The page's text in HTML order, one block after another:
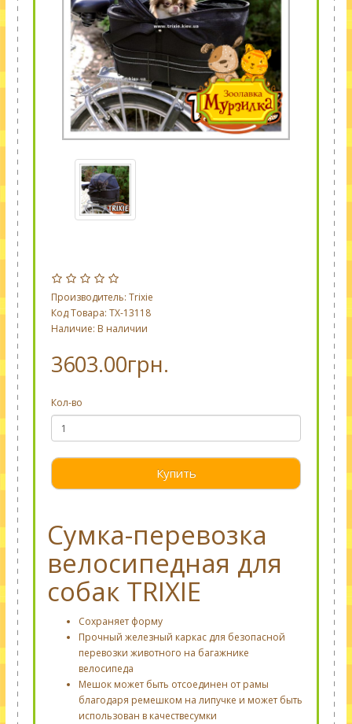
Производитель: Trixie
Код Товара: TX-13118
Наличие: В наличии
3603.00грн.
Кол-во
Купить
Сумка-перевозка
велосипедная для
собак TRIXIE
Сохраняет форму
Прочный железный каркас для безопасной
перевозки животного на багажнике
велосипеда
Мешок может быть отсоединен от рамы
благодаря ремешком на липучке и может быть
использован в качествесумки